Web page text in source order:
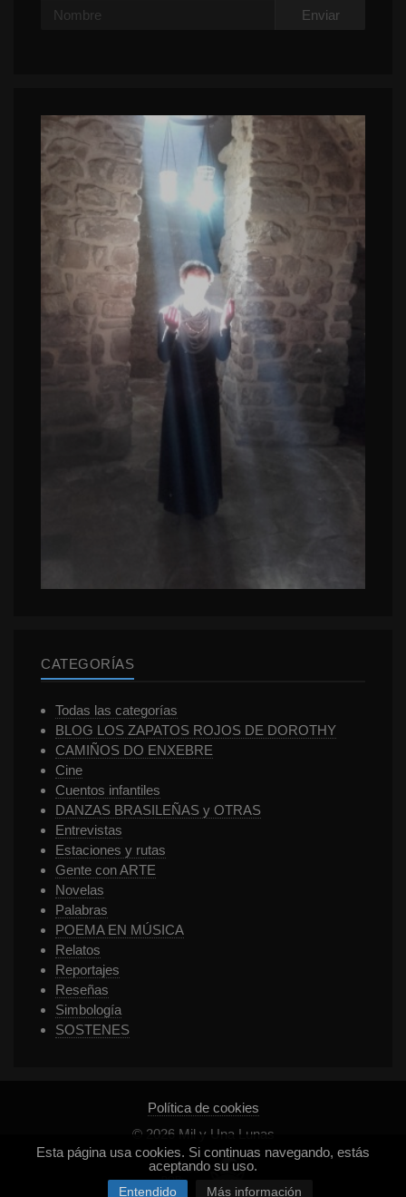
CATEGORÍAS
Todas las categorías
BLOG LOS ZAPATOS ROJOS DE DOROTHY
CAMIÑOS DO ENXEBRE
Cine
Cuentos infantiles
DANZAS BRASILEÑAS y OTRAS
Entrevistas
Estaciones y rutas
Gente con ARTE
Novelas
Palabras
POEMA EN MÚSICA
Relatos
Reportajes
Reseñas
Simbología
SOSTENES
Política de cookies
© 2026 Mil y Una Lunas
CREADO
POR:
Esta página usa cookies. Si continuas navegando, estás
aceptando su uso.
Entendido Más información